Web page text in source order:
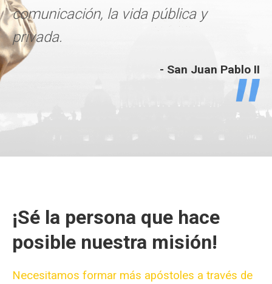
comunicación, la vida pública y
privada.
- San Juan Pablo II
¡Sé la persona que hace
posible nuestra misión!
Necesitamos formar más apóstoles a través de